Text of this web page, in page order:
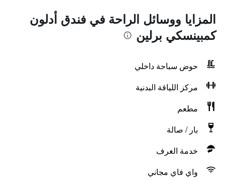
المزايا ووسائل الراحة في فندق أدلون
كمبينسكي برلين
حوض سباحة داخلي
مركز اللياقة البدنية
مطعم
بار / صالة
خدمة الغرف
واي فاي مجاني